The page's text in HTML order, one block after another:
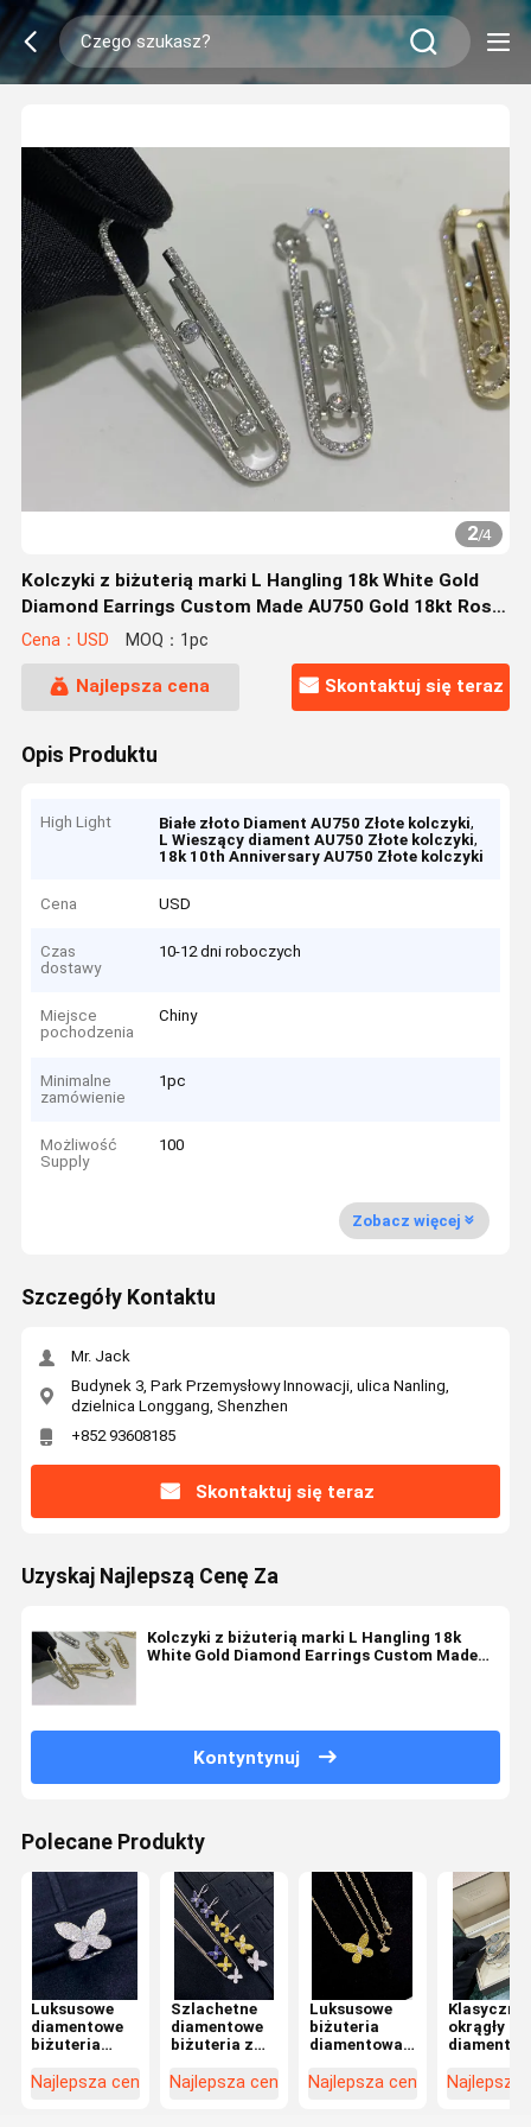
2/4
Kolczyki z biżuterią marki L Hangling 18k White Gold
Diamond Earrings Custom Made AU750 Gold 18kt Rose
Gold Boucles d??
Cena：USD MOQ：1pc
Najlepsza cena Skontaktuj się teraz
Opis Produktu
High Light Białe złoto Diament AU750 Złote kolczyki,
L Wieszący diament AU750 Złote kolczyki,
18k 10th Anniversary AU750 Złote kolczyki
Cena USD
Czas
dostawy
10-12 dni roboczych
Miejsce
pochodzenia
Chiny
Minimalne
zamówienie
1pc
Możliwość
Supply
100
Zobacz więcej
Szczegóły Kontaktu
Mr. Jack
Budynek 3, Park Przemysłowy Innowacji, ulica Nanling,
dzielnica Longgang, Shenzhen
+852 93608185
Skontaktuj się teraz
Uzyskaj Najlepszą Cenę Za
Kolczyki z biżuterią marki L Hangling 18k
White Gold Diamond Earrings Custom Made
Kontyntynuj
Polecane Produkty
Luksusowe
diamentowe
biżuteria
symbol
Najlepsza cena
Szlachetne
diamentowe
biżuteria z
wycięcie
Najlepsza cena
Luksusowe
biżuteria
diamentowa
styl Prong
Najlepsza cena
Klasyczny
okrągły
diament
Najlepsza